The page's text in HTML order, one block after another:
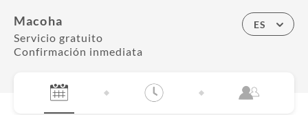
Macoha
Servicio gratuito
Confirmación inmediata
ES